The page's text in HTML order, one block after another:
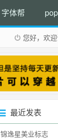
字体帮
您好，欢
最近发表
锦逸星美业标志